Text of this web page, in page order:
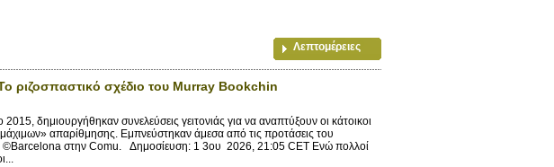
Λεπτομέρειες
ριζοσπαστικό σχέδιο του Murray Bookchin
δημιουργήθηκαν συνελεύσεις γειτονιάς για να αναπτύξουν οι κάτοικοι
απαρίθμησης. Εμπνεύστηκαν άμεσα από τις προτάσεις του
©Barcelona στην Comu. Δημοσίευση: 1 3ου 2026, 21:05 CET Ενώ πολλοί